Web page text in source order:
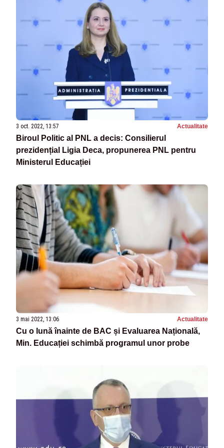
3 oct. 2022, 13:57 Actualitate
Biroul Politic al PNL a decis: Consilierul
prezidențial Ligia Deca, propunerea PNL pentru
Ministerul Educației
3 mai 2022, 13:06 Actualitate
Cu o lună înainte de BAC și Evaluarea Națională,
Min. Educației schimbă programul unor probe